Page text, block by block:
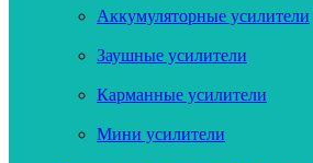
Аккумуляторные усилители
Заушные усилители
Карманные усилители
Мини усилители